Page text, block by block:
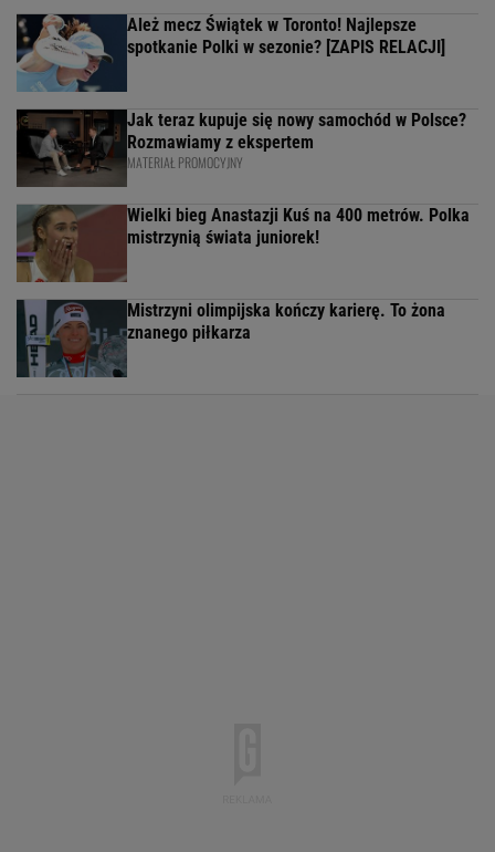
Ależ mecz Świątek w Toronto! Najlepsze
spotkanie Polki w sezonie? [ZAPIS RELACJI]
Jak teraz kupuje się nowy samochód w Polsce?
Rozmawiamy z ekspertem
MATERIAŁ PROMOCYJNY
Wielki bieg Anastazji Kuś na 400 metrów. Polka
mistrzynią świata juniorek!
Mistrzyni olimpijska kończy karierę. To żona
znanego piłkarza